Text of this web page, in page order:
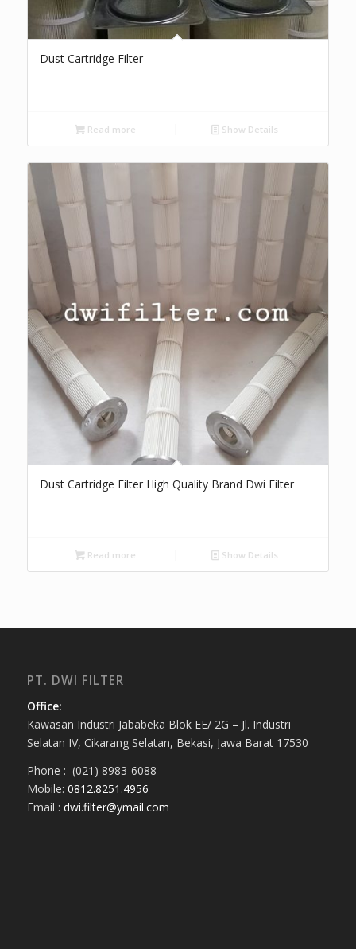
Dust Cartridge Filter
Read more Show Details
Dust Cartridge Filter High Quality Brand Dwi Filter
Read more Show Details
PT. DWI FILTER
Office:
Kawasan Industri Jababeka Blok EE/ 2G – Jl. Industri
Selatan IV, Cikarang Selatan, Bekasi, Jawa Barat 17530
Phone : (021) 8983-6088
Mobile: 0812.8251.4956
Email : dwi.filter@ymail.com